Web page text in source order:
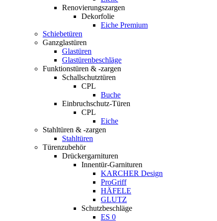
Renovierungszargen
Dekorfolie
Eiche Premium
Schiebetüren
Ganzglastüren
Glastüren
Glastürenbeschläge
Funktionstüren & -zargen
Schallschutztüren
CPL
Buche
Einbruchschutz-Türen
CPL
Eiche
Stahltüren & -zargen
Stahltüren
Türenzubehör
Drückergarnituren
Innentür-Garnituren
KARCHER Design
ProGriff
HÄFELE
GLUTZ
Schutzbeschläge
ES 0